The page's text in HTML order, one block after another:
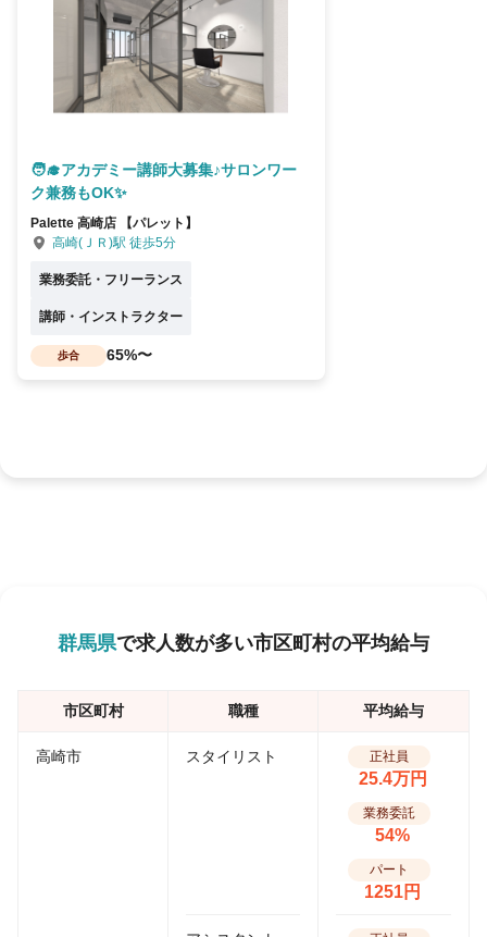
🧑‍🎓アカデミー講師大募集♪サロンワー
ク兼務もOK✨
Palette 高崎店 【パレット】
高崎(ＪＲ)駅 徒歩5分
業務委託・フリーランス
講師・インストラクター
歩合 65%〜
群馬県で求人数が多い市区町村の平均給与
市区町村 職種 平均給与
高崎市 スタイリスト 正社員
25.4万円
業務委託
54%
パート
1251円